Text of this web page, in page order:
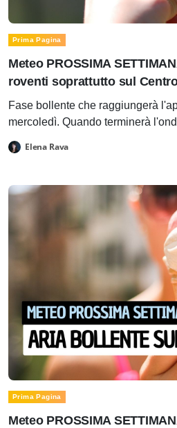
Prima Pagina
Meteo PROSSIMA
roventi soprattutto sul
Fase bollente che raggiungerà
mercoledì. Quando terminerà
Elena Rava
Prima Pagina
Meteo PROSSIMA